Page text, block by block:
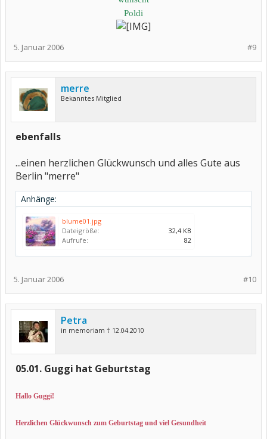
Poldi
#9
5. Januar 2006
merre
Bekanntes Mitglied
ebenfalls
...einen herzlichen Glückwunsch und alles Gute aus
Berlin "merre"
Anhänge:
blume01.jpg
Dateigröße:
32,4 KB
Aufrufe:
82
#10
5. Januar 2006
Petra
in memoriam † 12.04.2010
05.01. Guggi hat Geburtstag
Hallo Guggi!
Herzlichen Glückwunsch zum Geburtstag und viel Gesundheit